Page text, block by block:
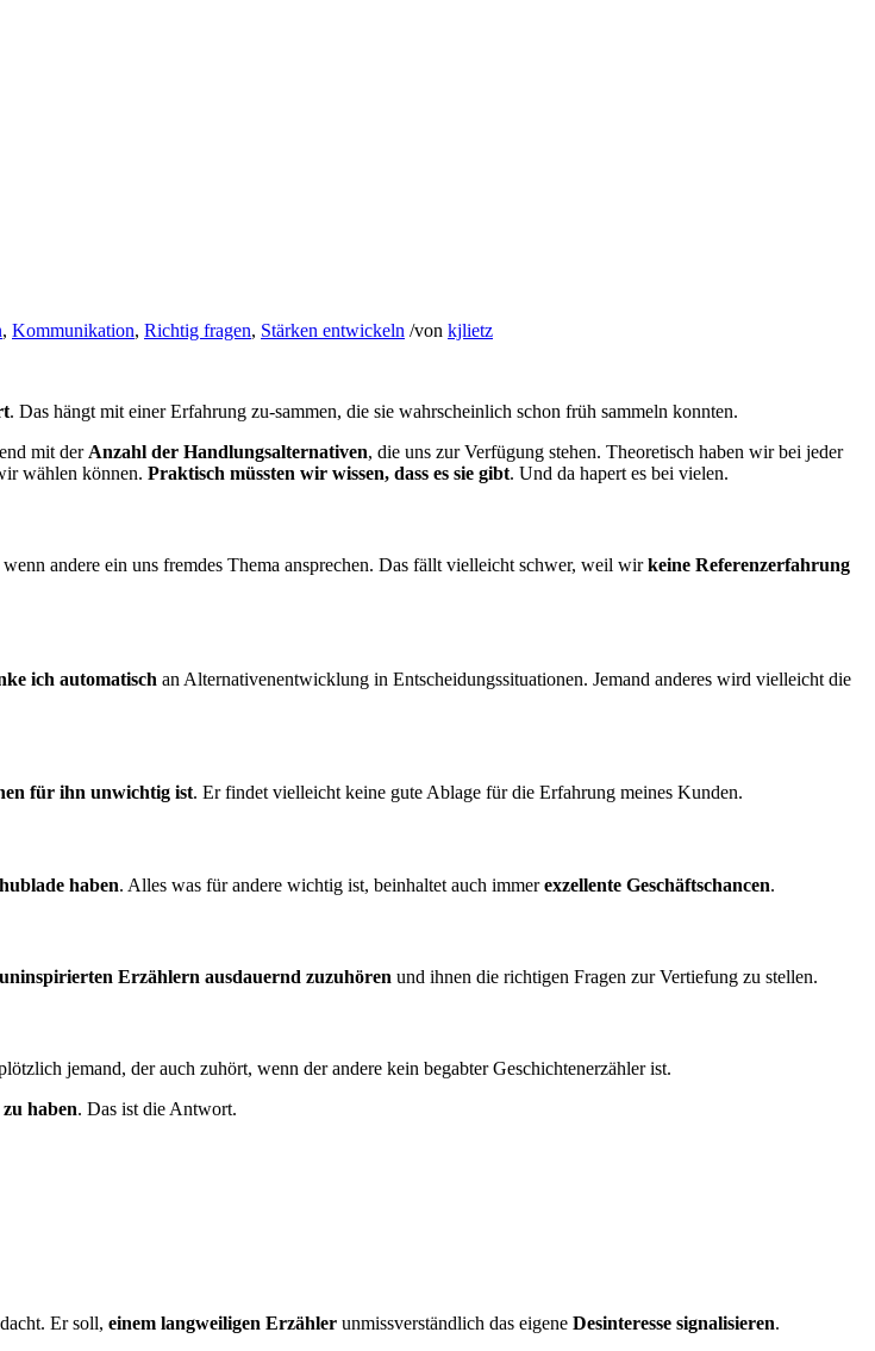
, Kommunikation, Richtig fragen, Stärken entwickeln /von kjlietz
. Das hängt mit einer Erfahrung zu-sammen, die sie wahrscheinlich schon früh sammeln konnten.
mit der Anzahl der Handlungsalternativen, die uns zur Verfügung stehen. Theoretisch haben wir bei jeder
wählen können. Praktisch müssten wir wissen, dass es sie gibt. Und da hapert es bei vielen.
andere ein uns fremdes Thema ansprechen. Das fällt vielleicht schwer, weil wirkeine Referenzerfahrung
ich automatisch an Alternativenentwicklung in Entscheidungssituationen. Jemand anderes wird vielleicht die
für ihn unwichtig ist. Er findet vielleicht keine gute Ablage für die Erfahrung meines Kunden.
haben. Alles was für andere wich­tig ist, beinhaltet auch immerexzellente Geschäftschancen.
uninspirierten Erzählern ausdauernd zuzuhören und ihnen die richtigen Fragen zur Vertiefung zu stellen.
jemand, der auch zuhört, wenn der andere kein begabter Geschichtenerzähler ist.
zu haben. Das ist die Antwort.
Er soll, einem langweiligen Erzähler unmissverständlich das eigene Desinteresse signalisieren.